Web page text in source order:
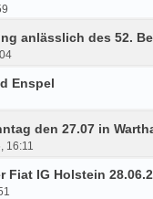
anlässlich des 52.
Enspel
den 27.07 in
16:11
Fiat IG Holstein